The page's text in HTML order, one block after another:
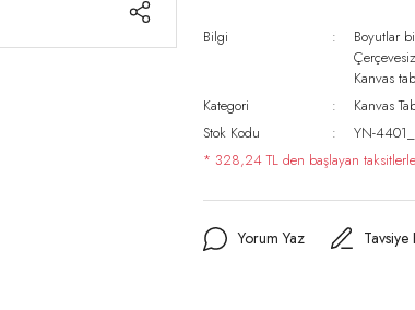
Bilgi
Boyutlar
Kanvas
Kategori
Kanvas
Stok Kodu
YN-
* 328,24 TL den başlayan
Yorum Yaz Tavsiye